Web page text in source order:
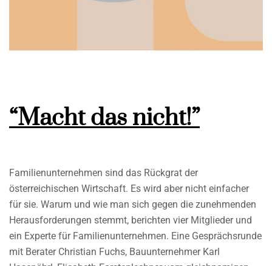
“Macht das nicht!”
Familienunternehmen sind das Rückgrat der
österreichischen Wirtschaft. Es wird aber nicht einfacher
für sie. Warum und wie man sich gegen die zunehmenden
Herausforderungen stemmt, berichten vier Mitglieder und
ein Experte für Familienunternehmen. Eine Gesprächsrunde
mit Berater Christian Fuchs, Bauunternehmer Karl